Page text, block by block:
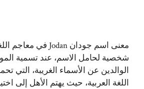
شخصية لحامل الاسم، عند تسمية
الوالدين عن الأسماء الغريبة، التي
اللغة العربية، حيث يهتم الأهل إلى